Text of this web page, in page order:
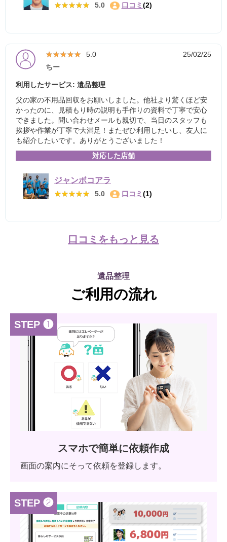
★★★★★
★★★★★ 5.0 口コミ (2)
★★★★★
★★★★★ 5.0
25/02/25
ちー
利用したサービス: 遺品整理
父の家の不用品回収をお願いしました。他社より驚くほど安
かったのに、見積もり時の説明も手作りの資料で丁寧で安心
できました。問い合わせメールも親切で、当日のスタッフも
挨拶や作業が丁寧で大満足！またぜひ利用したいし、友人に
も紹介したいです。ありがとうございました！
対応した店舗
ジャンボコアラ
★★★★★
★★★★★ 5.0 口コミ (1)
口コミをもっと見る
遺品整理
ご利用の流れ
STEP ❶
スマホで簡単に依頼作成
画面の案内にそって依頼を登録します。
STEP ❷